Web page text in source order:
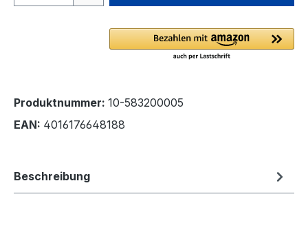
Produktnummer: 10-583200005
EAN: 4016176648188
Beschreibung